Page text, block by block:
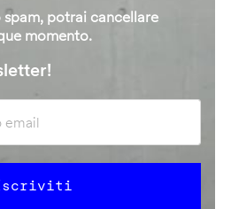
potrai cancellare
momento.